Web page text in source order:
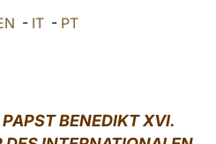
- IT- PT
BENEDIKT XVI.